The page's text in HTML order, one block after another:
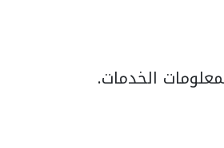
الخدمات.